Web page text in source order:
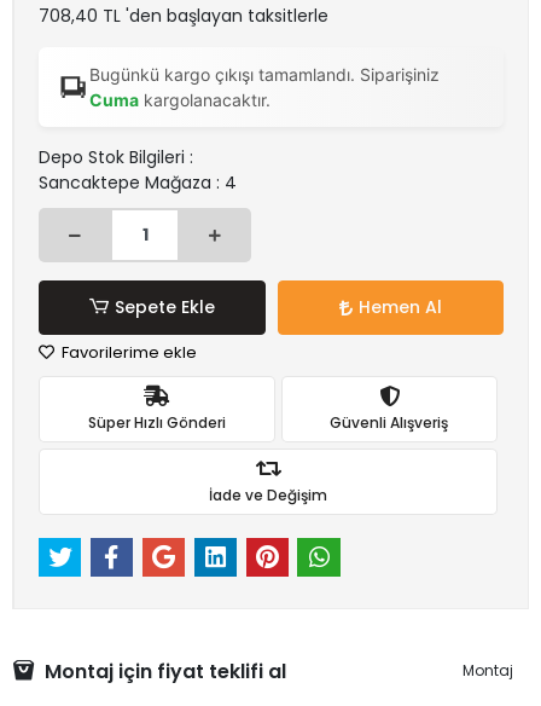
708,40 TL 'den başlayan taksitlerle
Bugünkü kargo çıkışı tamamlandı. Siparişiniz
Cumakargolanacaktır.
Depo Stok Bilgileri :
Sancaktepe Mağaza : 4
Sepete Ekle Hemen Al
Favorilerime ekle
Süper Hızlı Gönderi Güvenli Alışveriş
İade ve Değişim
Montaj için fiyat teklifi al Montaj